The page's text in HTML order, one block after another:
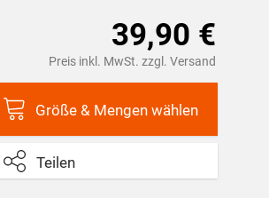
39,90 €
Preis inkl. MwSt. zzgl. Versand
Größe & Mengen wählen
Teilen